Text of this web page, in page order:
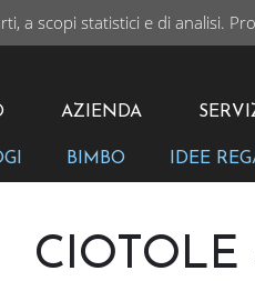
AZIENDA
BIMBO IDEE
a scopi statistici e di analisi.